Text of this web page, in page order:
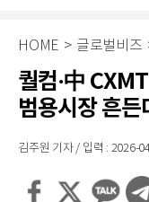
HOME > 글로벌비즈
퀄컴·中
범용시장 흔든
김주원 기자 / 입력 : 2026-